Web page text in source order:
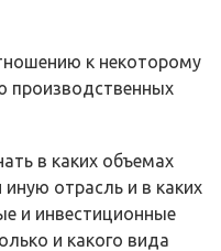
к некоторому
производственных
в каких объемах
иную отрасль и в каких
и инве­стиционные
и какого вида